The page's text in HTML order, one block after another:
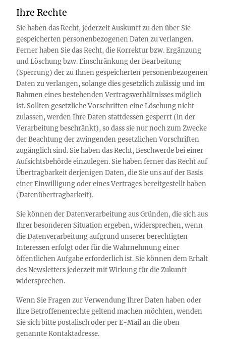
Ihre Rechte
Sie haben das Recht, jederzeit Auskunft zu den über Sie
gespeicherten personenbezogenen Daten zu verlangen.
Ferner haben Sie das Recht, die Korrektur bzw. Ergänzung
und Löschung bzw. Einschränkung der Bearbeitung
(Sperrung) der zu Ihnen gespeicherten personenbezogenen
Daten zu verlangen, solange dies gesetzlich zulässig und im
Rahmen eines bestehenden Vertragsverhältnisses möglich
ist. Sollten gesetzliche Vorschriften eine Löschung nicht
zulassen, werden Ihre Daten stattdessen gesperrt (in der
Verarbeitung beschränkt), so dass sie nur noch zum Zwecke
der Beachtung der zwingenden gesetzlichen Vorschriften
zugänglich sind. Sie haben das Recht, Beschwerde bei einer
Aufsichtsbehörde einzulegen. Sie haben ferner das Recht auf
Übertragbarkeit derjenigen Daten, die Sie uns auf der Basis
einer Einwilligung oder eines Vertrages bereitgestellt haben
(Datenübertragbarkeit).
Sie können der Datenverarbeitung aus Gründen, die sich aus
Ihrer besonderen Situation ergeben, widersprechen, wenn
die Datenverarbeitung aufgrund unserer berechtigten
Interessen erfolgt oder für die Wahrnehmung einer
öffentlichen Aufgabe erforderlich ist. Sie können dem Erhalt
des Newsletters jederzeit mit Wirkung für die Zukunft
widersprechen.
Wenn Sie Fragen zur Verwendung Ihrer Daten haben oder
Ihre Betroffenenrechte geltend machen möchten, wenden
Sie sich bitte postalisch oder per E-Mail an die oben
genannte Kontaktadresse.